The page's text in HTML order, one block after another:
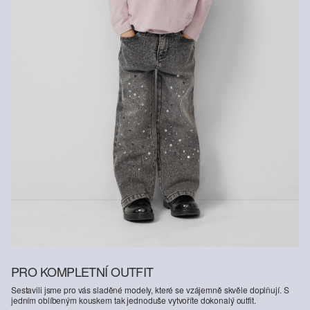
PRO KOMPLETNÍ OUTFIT
Sestavili jsme pro vás sladěné modely, které se vzájemně skvěle doplňují. S
jedním oblíbeným kouskem tak jednoduše vytvoříte dokonalý outfit.